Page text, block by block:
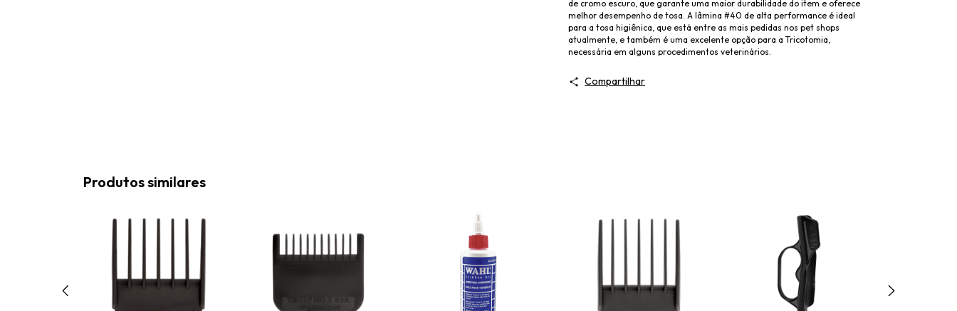
de cromo escuro, que garante uma maior durabilidade do item e oferece
melhor desempenho de tosa. A lâmina #40 de alta performance é ideal
para a tosa higiênica, que está entre as mais pedidas nos pet shops
atualmente, e também é uma excelente opção para a Tricotomia,
necessária em alguns procedimentos veterinários.
Compartilhar
Produtos similares